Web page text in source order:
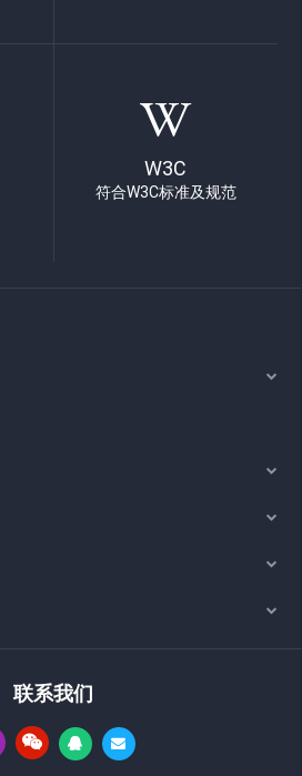
W3C
符合W3C标准及规范
联系我们